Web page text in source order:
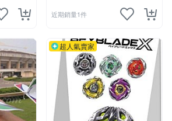
近期銷量1件
超人氣賣家